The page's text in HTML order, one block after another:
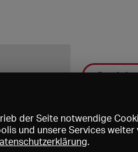
der Seite notwendige
und unsere Services weiter
.